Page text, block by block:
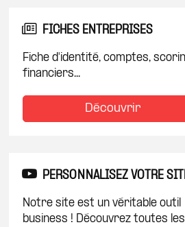
FICHES ENTREPRISES
Fiche d'identité, comptes,
financiers...
Découvrir
PERSONNALISEZ VOTRE
Notre site est un véritable outil
business ! Découvrez toutes les